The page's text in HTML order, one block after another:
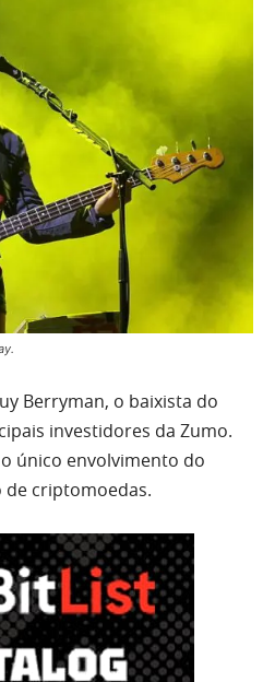
Berryman, o baixista do
investidores da Zumo.
único envolvimento do
de criptomoedas.